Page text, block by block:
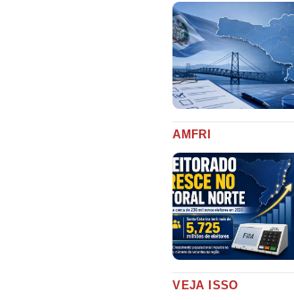
AMFRI
VEJA ISSO